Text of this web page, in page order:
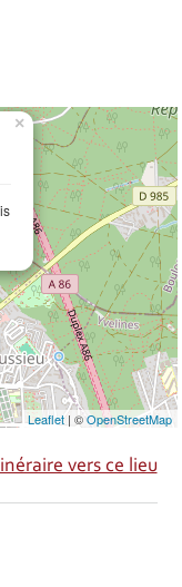
×
Leaflet| ©OpenStreetMap
vers ce lieu